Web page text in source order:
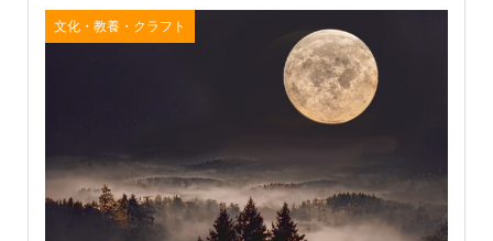
文化・教養・クラフト